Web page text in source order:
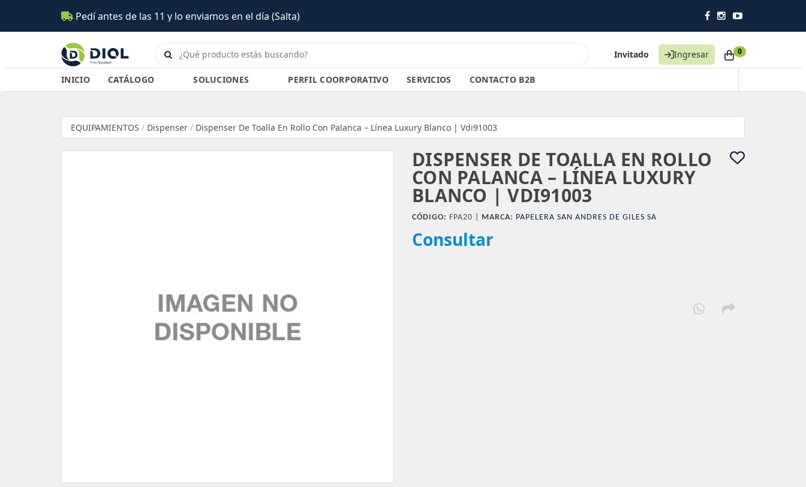
Pedí antes de las 11 y lo enviamos en el día (Salta)
Invitado Ingresar 0
INICIO CATÁLOGO SOLUCIONES PERFIL COORPORATIVO SERVICIOS CONTACTO B2B
EQUIPAMIENTOS / Dispenser / Dispenser De Toalla En Rollo Con Palanca – Línea Luxury Blanco | Vdi91003
DISPENSER DE TOALLA EN ROLLO
CON PALANCA – LÍNEA LUXURY
BLANCO | VDI91003
CÓDIGO: FPA20 | MARCA: PAPELERA SAN ANDRES DE GILES SA
Consultar